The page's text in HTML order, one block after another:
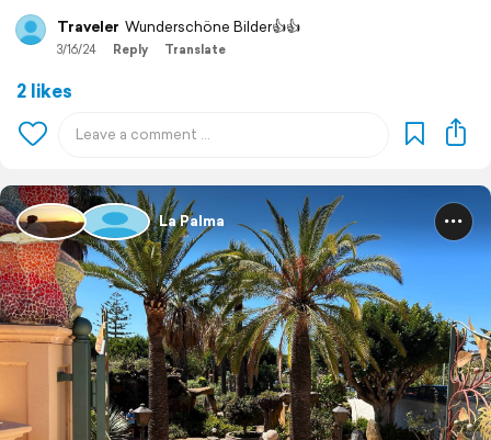
Traveler Wunderschöne Bilder👍👍
3/16/24 Reply Translate
2 likes
La Palma